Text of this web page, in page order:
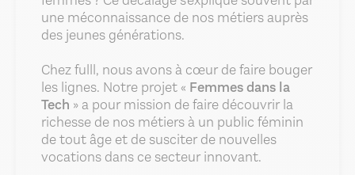
une méconnaissance de nos métiers auprès
des jeunes générations.
Chez fulll, nous avons à cœur de faire bouger
les lignes. Notre projet « Femmes dans la
Tech » a pour mission de faire découvrir la
richesse de nos métiers à un public féminin
de tout âge et de susciter de nouvelles
vocations dans ce secteur innovant.